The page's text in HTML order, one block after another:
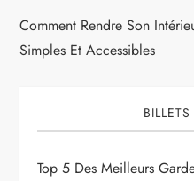
Comment Rendre Son
Simples Et Accessibles
Top 5 Des Meilleurs